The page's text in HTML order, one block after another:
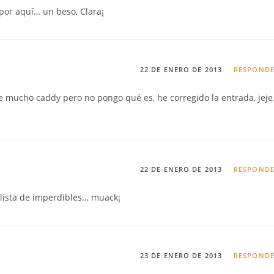
aquí… un beso, Clara¡
22 DE ENERO DE 2013
mucho caddy pero no pongo qué es, he corregido la entrada,
22 DE ENERO DE 2013
de imperdibles… muack¡
23 DE ENERO DE 2013